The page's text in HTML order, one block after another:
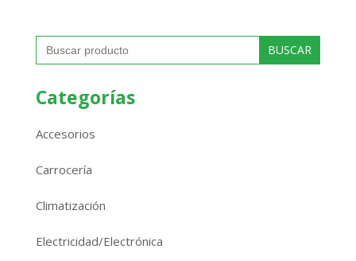
Buscar:
Categorías
Accesorios
Carrocería
Climatización
Electricidad/Electrónica